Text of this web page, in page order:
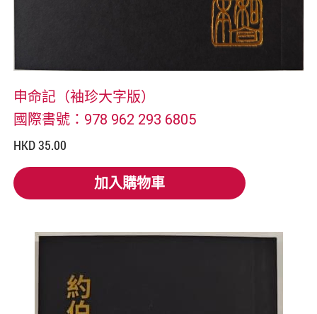
申命記（袖珍大字版）
國際書號：978 962 293 6805
HKD 35.00
加入購物車
加入購物車